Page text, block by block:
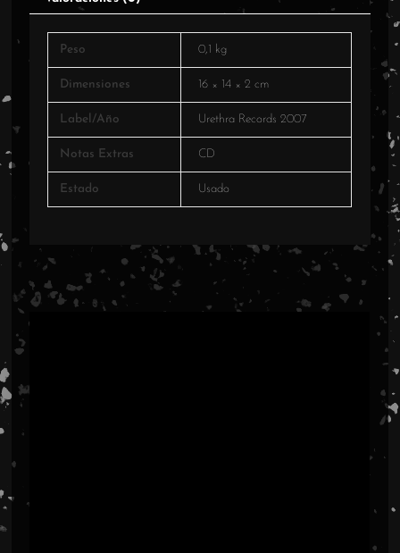
Peso 0,1 kg
Dimensiones 16 × 14 × 2 cm
Label/Año Urethra Records 2007
Notas Extras CD
Estado Usado